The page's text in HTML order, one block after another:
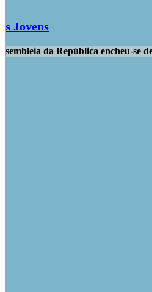
Jovens
da República encheu-se